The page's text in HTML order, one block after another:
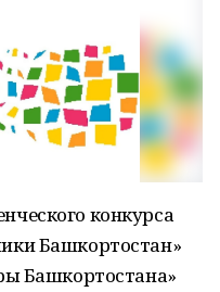
конкурса
Башкортостан»
Башкортостана»